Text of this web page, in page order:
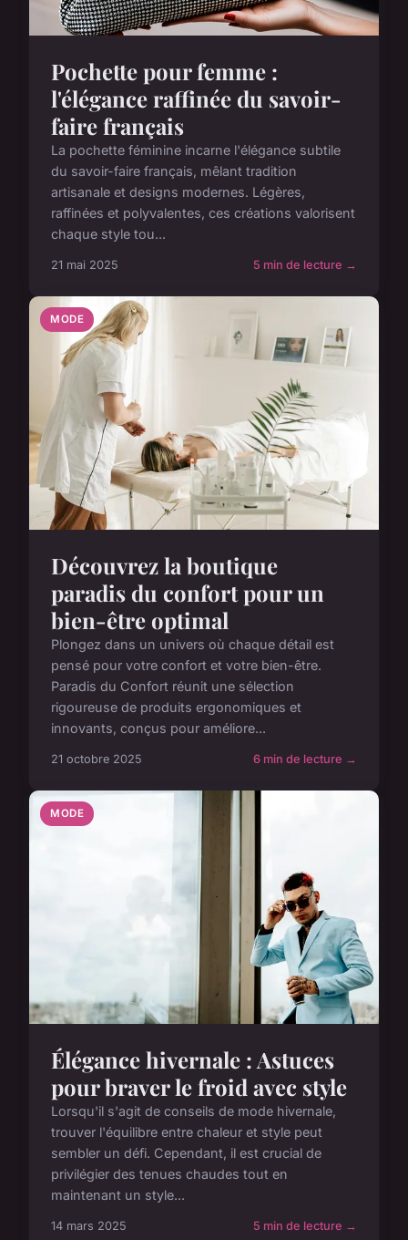
Pochette pour femme :
l'élégance raffinée du savoir-
faire français
La pochette féminine incarne l'élégance subtile
du savoir-faire français, mêlant tradition
artisanale et designs modernes. Légères,
raffinées et polyvalentes, ces créations valorisent
chaque style tou...
21 mai 2025 5 min de lecture →
MODE
Découvrez la boutique
paradis du confort pour un
bien-être optimal
Plongez dans un univers où chaque détail est
pensé pour votre confort et votre bien-être.
Paradis du Confort réunit une sélection
rigoureuse de produits ergonomiques et
innovants, conçus pour améliore...
21 octobre 2025 6 min de lecture →
MODE
Élégance hivernale : Astuces
pour braver le froid avec style
Lorsqu'il s'agit de conseils de mode hivernale,
trouver l'équilibre entre chaleur et style peut
sembler un défi. Cependant, il est crucial de
privilégier des tenues chaudes tout en
maintenant un style...
14 mars 2025 5 min de lecture →